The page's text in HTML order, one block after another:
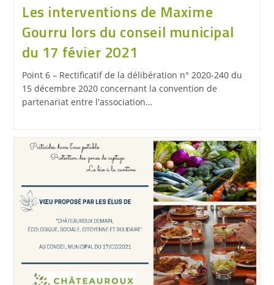
Les interventions de Maxime
Gourru lors du conseil municipal
du 17 févier 2021
Point 6 – Rectificatif de la délibération n° 2020-240 du
15 décembre 2020 concernant la convention de
partenariat entre l'association…